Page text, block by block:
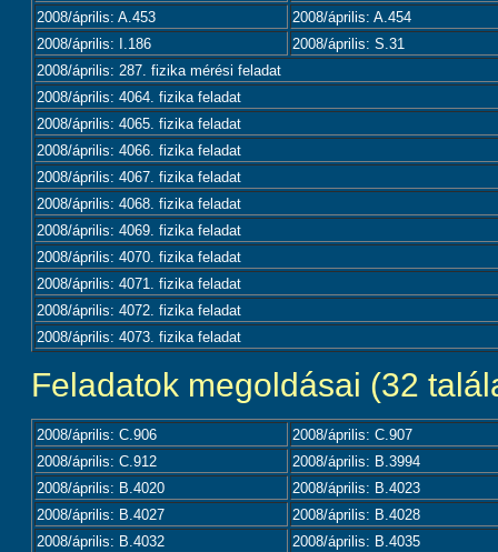
2008/április: A.453
2008/április: A.454
2008/április: I.186
2008/április: S.31
2008/április: 287. fizika mérési feladat
2008/április: 4064. fizika feladat
2008/április: 4065. fizika feladat
2008/április: 4066. fizika feladat
2008/április: 4067. fizika feladat
2008/április: 4068. fizika feladat
2008/április: 4069. fizika feladat
2008/április: 4070. fizika feladat
2008/április: 4071. fizika feladat
2008/április: 4072. fizika feladat
2008/április: 4073. fizika feladat
Feladatok megoldásai (32
2008/április: C.906
2008/április: C.907
2008/április: C.912
2008/április: B.3994
2008/április: B.4020
2008/április: B.4023
2008/április: B.4027
2008/április: B.4028
2008/április: B.4032
2008/április: B.4035